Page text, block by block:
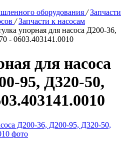
оборудования / Запчасти
/ Запчасти к насосам
упорная для насоса Д200-36,
- 0603.403141.0010
для насоса
95, Д320-50,